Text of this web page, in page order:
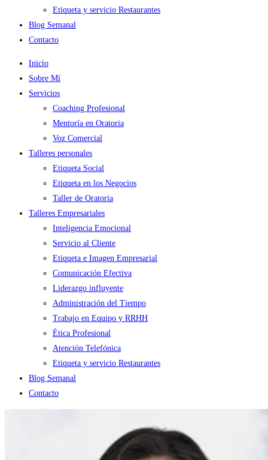
Etiqueta y servicio Restaurantes
Blog Semanal
Contacto
Inicio
Sobre Mí
Servicios
Coaching Profesional
Mentoría en Oratoria
Voz Comercial
Talleres personales
Etiqueta Social
Etiqueta en los Negocios
Taller de Oratoria
Talleres Empresariales
Inteligencia Emocional
Servicio al Cliente
Etiqueta e Imagen Empresarial
Comunicación Efectiva
Liderazgo influyente
Administración del Tiempo
Trabajo en Equipo y RRHH
Ética Profesional
Atención Telefónica
Etiqueta y servicio Restaurantes
Blog Semanal
Contacto